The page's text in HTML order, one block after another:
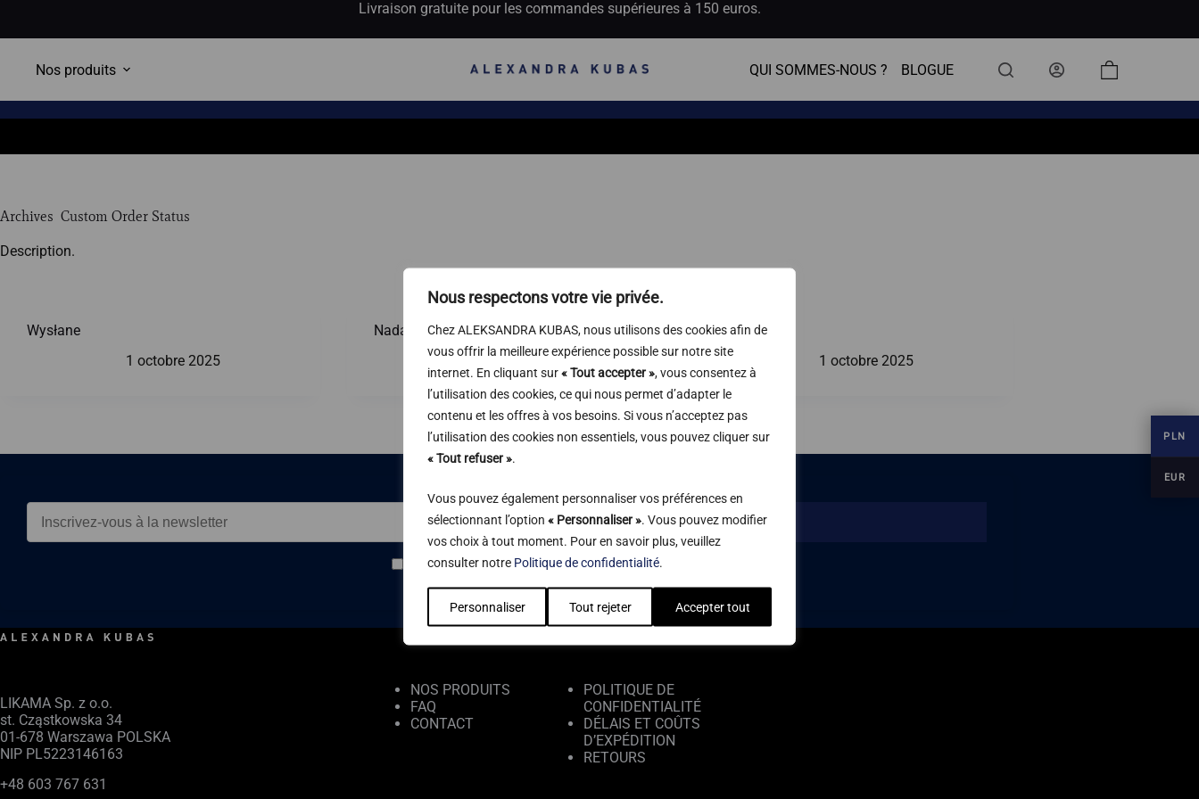
Nous respectons votre vie privée.
Chez ALEKSANDRA KUBAS, nous utilisons des cookies afin de
vous offrir la meilleure expérience possible sur notre site
internet. En cliquant sur« Tout accepter », vous consentez à
l’utilisation des cookies, ce qui nous permet d’adapter le
contenu et les offres à vos besoins. Si vous n’acceptez pas
l’utilisation des cookies non essentiels, vous pouvez cliquer sur
« Tout refuser ».
Vous pouvez également personnaliser vos préférences en
sélectionnant l’option « Personnaliser ». Vous pouvez modifier
vos choix à tout moment. Pour en savoir plus, veuillez
consulter notre Politique de confidentialité.
Personnaliser Tout rejeter Accepter tout
Livraison gratuite pour les commandes supérieures à 150 euros.
Nos produits QUI SOMMES-NOUS ? BLOGUE
Panier
Archives Custom Order Status
Description.
Wysłane
1 octobre 2025
Nadane
1 octobre 2025
Pakowane
1 octobre 2025
REJOINS‑NOUS
J'accepte la politique de confidentialité
LIKAMA Sp. z o.o.
st. Cząstkowska 34
01-678 Warszawa POLSKA
NIP PL5223146163
+48 603 767 631
NOS PRODUITS
FAQ
CONTACT
POLITIQUE DE
CONFIDENTIALITÉ
DÉLAIS ET COÛTS
D’EXPÉDITION
RETOURS
PLN
EUR